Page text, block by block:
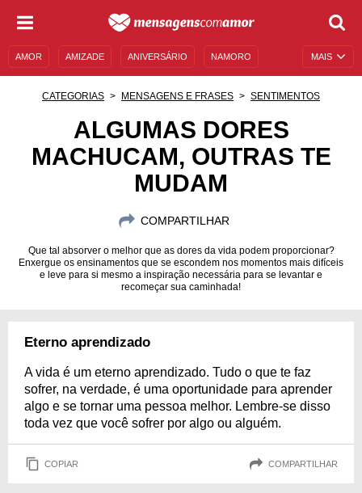
MAIS
AMOR AMIZADE ANIVERSÁRIO NAMORO
MENSAGENS E FRASES MENSAGENS DE ANIVERSÁRIO
FAMOSOS BÍBLIA
CATEGORIAS MENSAGENS E FRASES SENTIMENTOS
ALGUMAS DORES
MACHUCAM, OUTRAS TE
MUDAM
COMPARTILHAR
Que tal absorver o melhor que as dores da vida podem proporcionar?
Enxergue os ensinamentos que se escondem nos momentos mais difíceis
e leve para si mesmo a inspiração necessária para se levantar e
recomeçar sua caminhada!
Eterno aprendizado
A vida é um eterno aprendizado. Tudo o que te faz
sofrer, na verdade, é uma oportunidade para aprender
algo e se tornar uma pessoa melhor. Lembre-se disso
toda vez que você sofrer por algo ou alguém.
COPIAR COMPARTILHAR